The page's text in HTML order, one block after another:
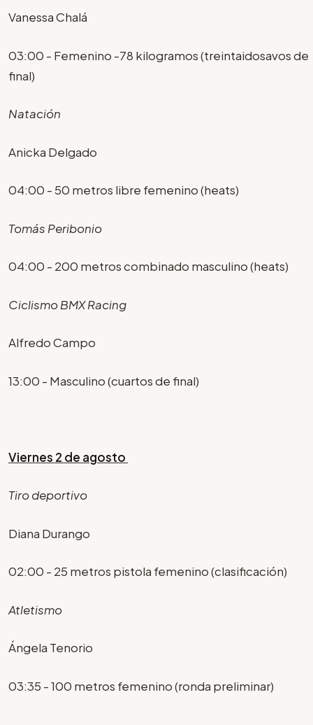
Vanessa Chalá
03:00 - Femenino -78 kilogramos (treintaidosavos de
final)
Natación
Anicka Delgado
04:00 - 50 metros libre femenino (heats)
Tomás Peribonio
04:00 - 200 metros combinado masculino (heats)
Ciclismo BMX Racing
Alfredo Campo
13:00 - Masculino (cuartos de final)
Viernes 2 de agosto
Tiro deportivo
Diana Durango
02:00 - 25 metros pistola femenino (clasificación)
Atletismo
Ángela Tenorio
03:35 - 100 metros femenino (ronda preliminar)